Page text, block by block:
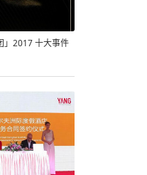
」2017 十大事件